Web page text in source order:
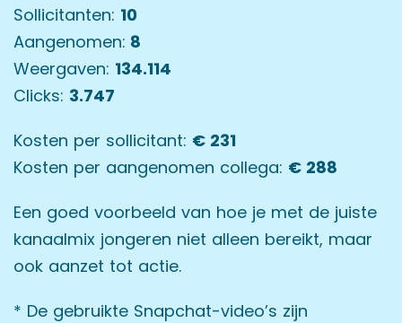
Sollicitanten: 10
Aangenomen: 8
Weergaven: 134.114
Clicks: 3.747
Kosten per sollicitant: € 231
Kosten per aangenomen collega: € 288
Een goed voorbeeld van hoe je met de juiste
kanaalmix jongeren niet alleen bereikt, maar
ook aanzet tot actie.
* De gebruikte Snapchat-video’s zijn